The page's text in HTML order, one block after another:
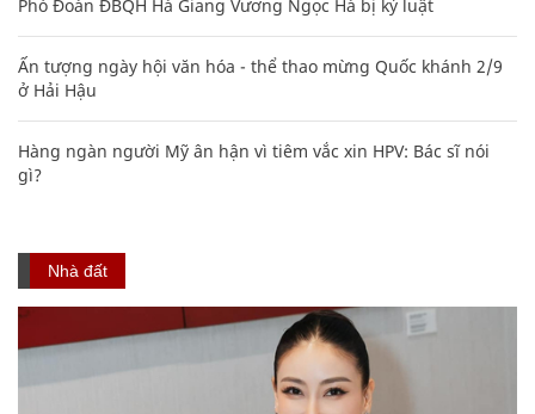
Phó Đoàn ĐBQH Hà Giang Vương Ngọc Hà bị kỷ luật
Ấn tượng ngày hội văn hóa - thể thao mừng Quốc khánh 2/9
ở Hải Hậu
Hàng ngàn người Mỹ ân hận vì tiêm vắc xin HPV: Bác sĩ nói
gì?
Nhà đất